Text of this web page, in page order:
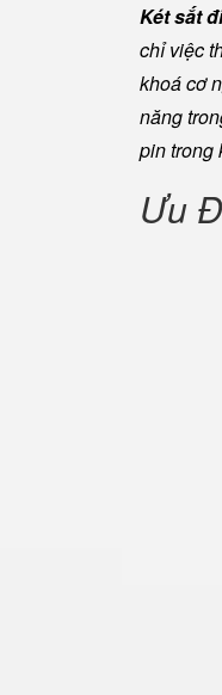
Két sắt
chỉ việc
khoá cơ
năng
pin trong
Ưu